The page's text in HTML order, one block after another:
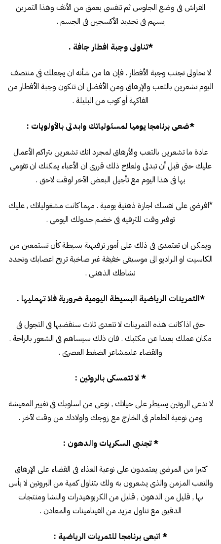
الفراش فى وضع الجلوس ثم تنفسى بعمق من الأنف وهذا التمرين
يسهم فى تجديد الأكسجين فى الجسم .
*تناولى وجبة افطار جافة .
لا تحاولى تجنب وجبة الأفطار . فإن ها من شأنه ان يجعلك فى منتصف
اليوم تشعرين بالتعب والإرهاق ومن الأفضل ان تتكون وجبة الأفطار من
الفاكهة أو كوب من البليلة .
*ضعى برنامجا يوميا لمسئولياتك وابدئى بالأولويات :
عادة ما تشعرين بالتعب والأرهاق لمجرد انك تشعرين بتراكم الأعمال
عليك حتى قبل أن تبدئى ولعلاج ذلك قررى ان الأعباء يمكنك ان تقومى
بها فى هذا اليوم مع تأجيل البعض الآخر لوقت لاحق .
*افرضى على نفسك اجازة ذهنية يومية . مهما كانت مشغولياتك , عليك
توفير وقت للترفيه فى خضم جدولك اليومى .
ويمكن ان تعتمدى فى ذلك على أمور ترفيهية بسيطة كأن تستمعين من
الكاسيت او الـراديو الى موسيقى خفيفة غير صاخبة تريح اعصابك وتجدد
نشاطك الذهنـى .
*التمرينات الرياضية البسيطة اليومية ضرورية فلا تهمليها .
حتى اذا كانت هذه التمرينات لا تتعدى ثلاث سنقضيها فى التجول فى
مكان عملك بعيدا عن مكتبك . فان ذلك سيساهم فى الشعور بالراحة .
والقضاء علىمشاعر الضغط العصرى .
* لا تتمسكى بالروتين :
لا تدعى الروتين يسيطر على حياتك , نوعى من اسلوبك فى تغيير المعيشة
ومن نوعية الطعام فى الخارج مع زوجك واولادك من وقت لآخر .
* تجنبى السكريات والدهون :
كثيرا من المرضى يعتمدون على نوعية الغذاء فى القضاء على الإرهاق
والتعب المزمن والذى يشعرون به ولك بتناول كمية من البروتين لا بأس
بها , قليل من الدهون , قليل من الكربوهيدرات والنشا ومنتجات
الدقيق مع تناول مزيد من الفيتامينات والمعادن .
* اتبعى برنامجا للتمريات الرياضية :